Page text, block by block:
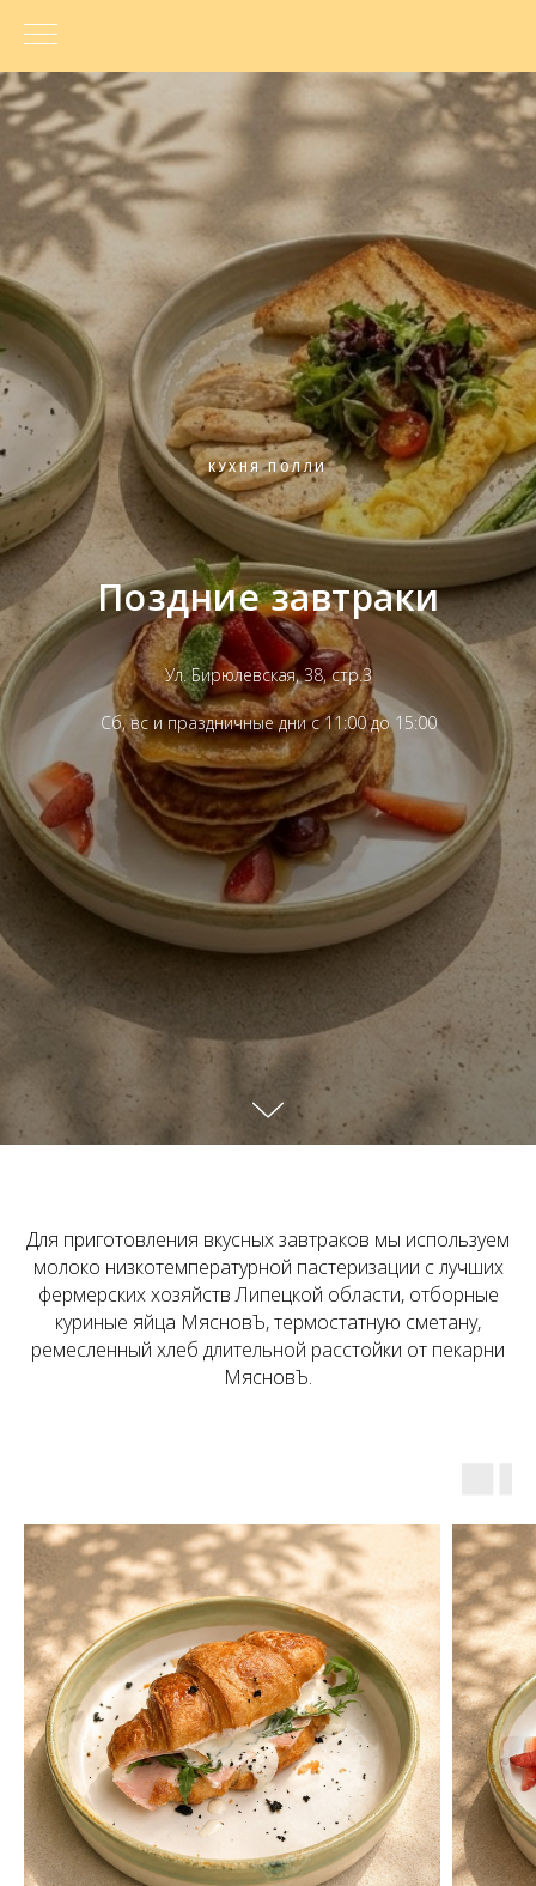
КУХНЯ ПОЛЛИ
Поздние завтраки
Ул. Бирюлевская, 38, стр.3
Сб, вс и праздничные дни с 11:00 до 15:00
Для приготовления вкусных завтраков мы используем
молоко низкотемпературной пастеризации с лучших
фермерских хозяйств Липецкой области, отборные
куриные яйца МясновЪ, термостатную сметану,
ремесленный хлеб длительной расстойки от пекарни
МясновЪ.